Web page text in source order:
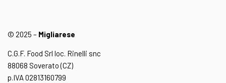
© 2025 – Migliarese
C.G.F. Food Srl loc. Rinelli snc
88068 Soverato (CZ)
p.IVA 02813160799